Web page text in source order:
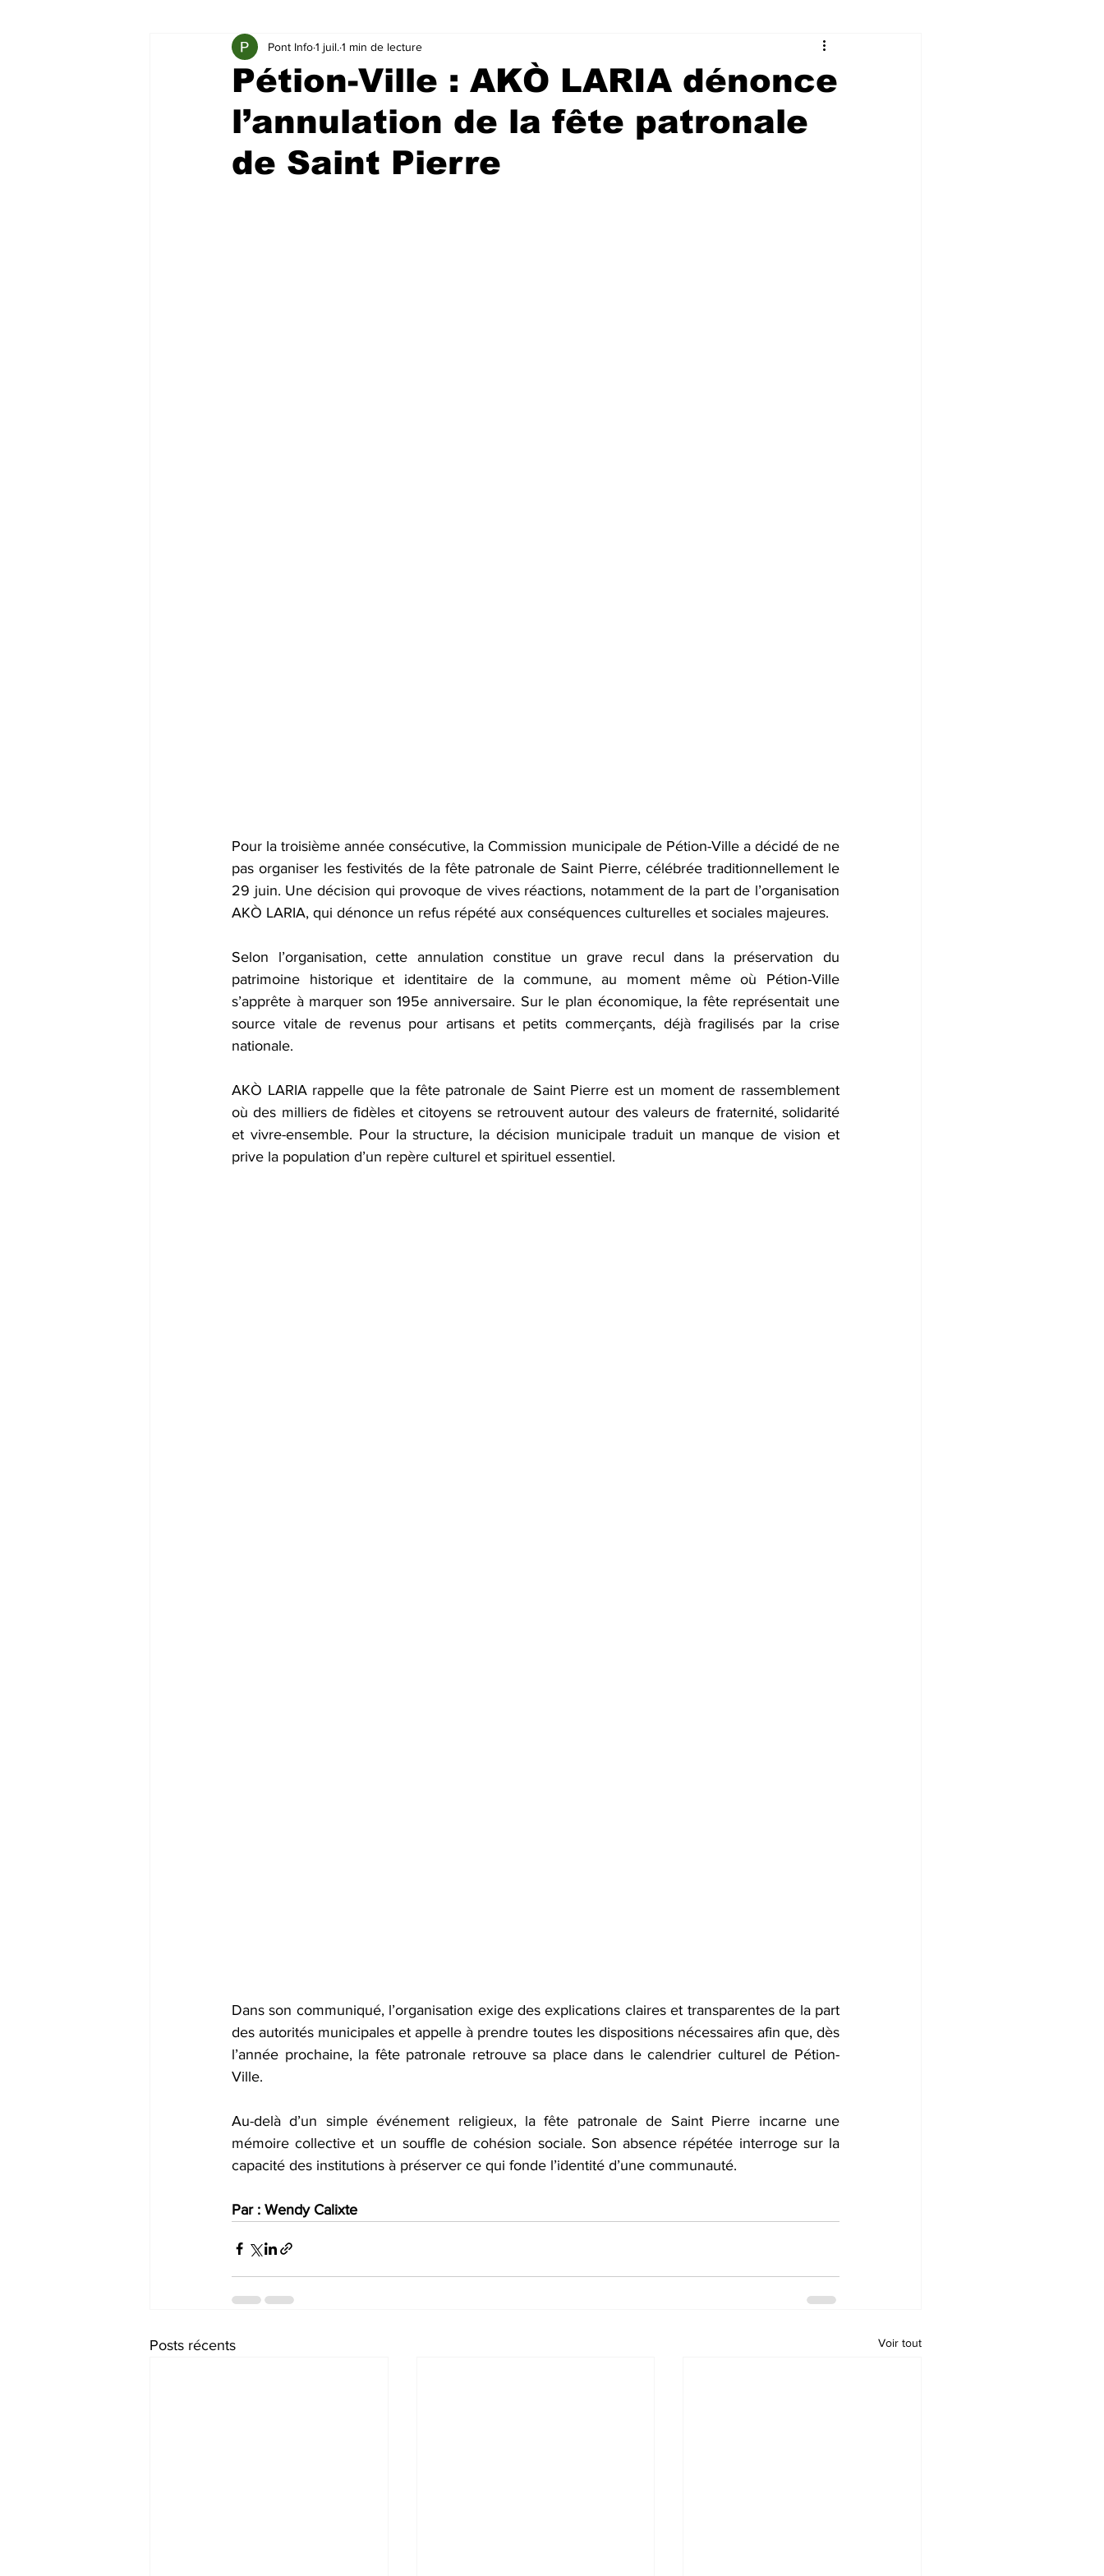
Pétion-Ville : AKÒ LARIA dénonce
l’annulation de la fête patronale
de Saint Pierre
Pont Info1 juil. 1 min de lecture
Pour la troisième année consécutive, la Commission municipale de Pétion-Ville a décidé de ne
pas organiser les festivités de la fête patronale de Saint Pierre, célébrée traditionnellement le
29 juin. Une décision qui provoque de vives réactions, notamment de la part de l’organisation
AKÒ LARIA, qui dénonce un refus répété aux conséquences culturelles et sociales majeures.
Selon l’organisation, cette annulation constitue un grave recul dans la préservation du
patrimoine historique et identitaire de la commune, au moment même où Pétion-Ville
s’apprête à marquer son 195e anniversaire. Sur le plan économique, la fête représentait une
source vitale de revenus pour artisans et petits commerçants, déjà fragilisés par la crise
nationale.
AKÒ LARIA rappelle que la fête patronale de Saint Pierre est un moment de rassemblement
où des milliers de fidèles et citoyens se retrouvent autour des valeurs de fraternité, solidarité
et vivre-ensemble. Pour la structure, la décision municipale traduit un manque de vision et
prive la population d’un repère culturel et spirituel essentiel.
Dans son communiqué, l’organisation exige des explications claires et transparentes de la part
des autorités municipales et appelle à prendre toutes les dispositions nécessaires afin que, dès
l’année prochaine, la fête patronale retrouve sa place dans le calendrier culturel de Pétion-
Ville.
Au-delà d’un simple événement religieux, la fête patronale de Saint Pierre incarne une
mémoire collective et un souffle de cohésion sociale. Son absence répétée interroge sur la
capacité des institutions à préserver ce qui fonde l’identité d’une communauté.
Par : Wendy Calixte
Posts récents Voir tout